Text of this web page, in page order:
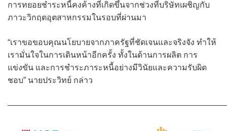
การทยอยชำระหนี้คงค้างที่เกิดขึ้นจากช่วงที่บริษัทเผชิญกับ
ภาวะวิกฤตอุตสาหกรรมในรอบที่ผ่านมา
“เราขอขอบคุณนโยบายจากภาครัฐที่ชัดเจนและจริงจัง ทำให้
เรามั่นใจในการเดินหน้าอีกครั้ง ทั้งในด้านการผลิต การ
แข่งขัน และการชำระภาระหนี้อย่างมีวินัยและความรับผิด
ชอบ” นายประวิทย์ กล่าว